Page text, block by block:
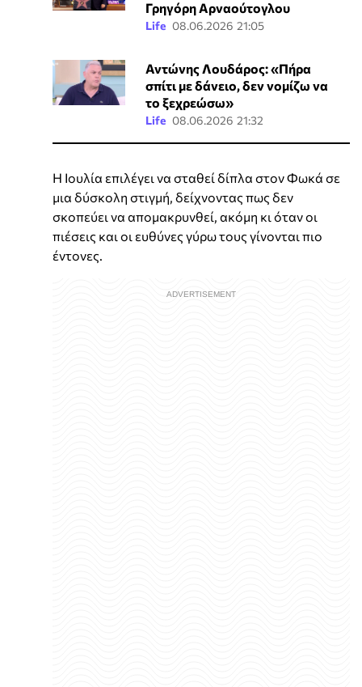
Γρηγόρη Αρναούτογλου
Life 08.06.2026 21:05
Αντώνης Λουδάρος: «Πήρα
σπίτι με δάνειο, δεν νομίζω να
το ξεχρεώσω»
Life 08.06.2026 21:32
Η Ιουλία επιλέγει να σταθεί δίπλα στον Φωκά σε
μια δύσκολη στιγμή, δείχνοντας πως δεν
σκοπεύει να απομακρυνθεί, ακόμη κι όταν οι
πιέσεις και οι ευθύνες γύρω τους γίνονται πιο
έντονες.